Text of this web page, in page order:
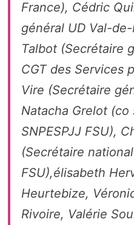
France), Cédric
général UD Val-
Talbot (Secrétaire
CGT des Services
Vire (Secrétaire
Natacha Grelot
SNPESPJJ FSU),
(Secrétaire
FSU),élisabeth
Heurtebize,
Rivoire, Valérie